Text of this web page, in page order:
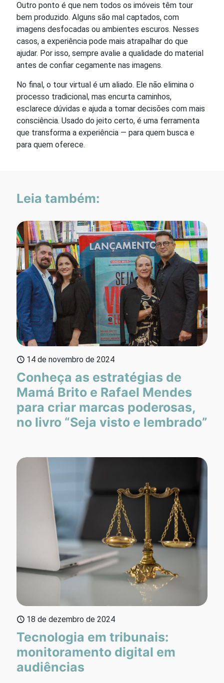
Outro ponto é que nem todos os imóveis têm tour
bem produzido. Alguns são mal captados, com
imagens desfocadas ou ambientes escuros. Nesses
casos, a experiência pode mais atrapalhar do que
ajudar. Por isso, sempre avalie a qualidade do material
antes de confiar cegamente nas imagens.
No final, o tour virtual é um aliado. Ele não elimina o
processo tradicional, mas encurta caminhos,
esclarece dúvidas e ajuda a tomar decisões com mais
consciência. Usado do jeito certo, é uma ferramenta
que transforma a experiência — para quem busca e
para quem oferece.
Leia também:
14 de novembro de 2024
Conheça as estratégias de
Mamá Brito e Rafael Mendes
para criar marcas poderosas,
no livro “Seja visto e lembrado”
18 de dezembro de 2024
Tecnologia em tribunais:
monitoramento digital em
audiências